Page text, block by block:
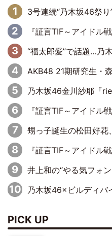
3号連続“乃木坂46祭り” ラストを飾るのは賀喜遥香
『証言TIF～アイドル戦国時代とはなんだったのか～』第6回：でんぱ組.inc・古川未鈴×相沢梨
“福太郎愛”で話題…乃木坂46一ノ瀬美空、
AKB48 21期研究生・森
乃木坂46金川紗耶『
『証言TIF～アイドル戦国時代とはなんだったのか～』第11回：私立恵比寿中学・真山り
甥っ子誕生の松田好花、京都で“ふたつの家族”を
『証言TIF～アイドル戦国時代とはなんだったのか～』第10回：さくら学院・武
井上和の“やる気フォント”にも注目
乃木坂46×ビルディバイドTCG Vol.2公
PICK UP